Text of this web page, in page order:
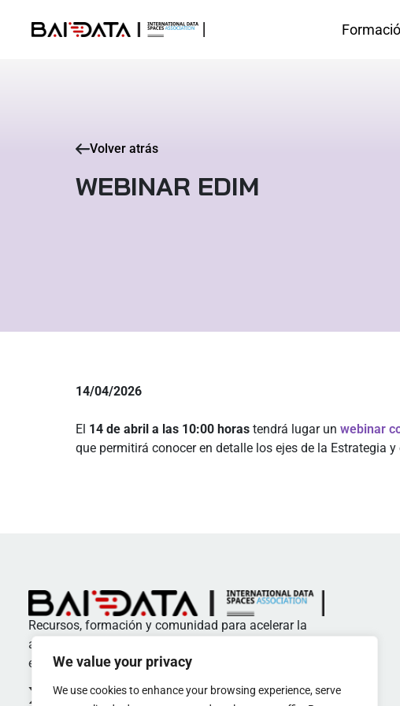
We value your privacy
We use cookies to enhance your browsing experience, serve
Volver atrás
WEBINAR EDIM
14/04/2026
El 14 de abril a las 10:00 horas tendrá lugar un webinar
que permitirá conocer en detalle los ejes de la Estrategia
Recursos, formación y comunidad para acelerar la
adopción de estándares y buenas prácticas en
espacios de datos